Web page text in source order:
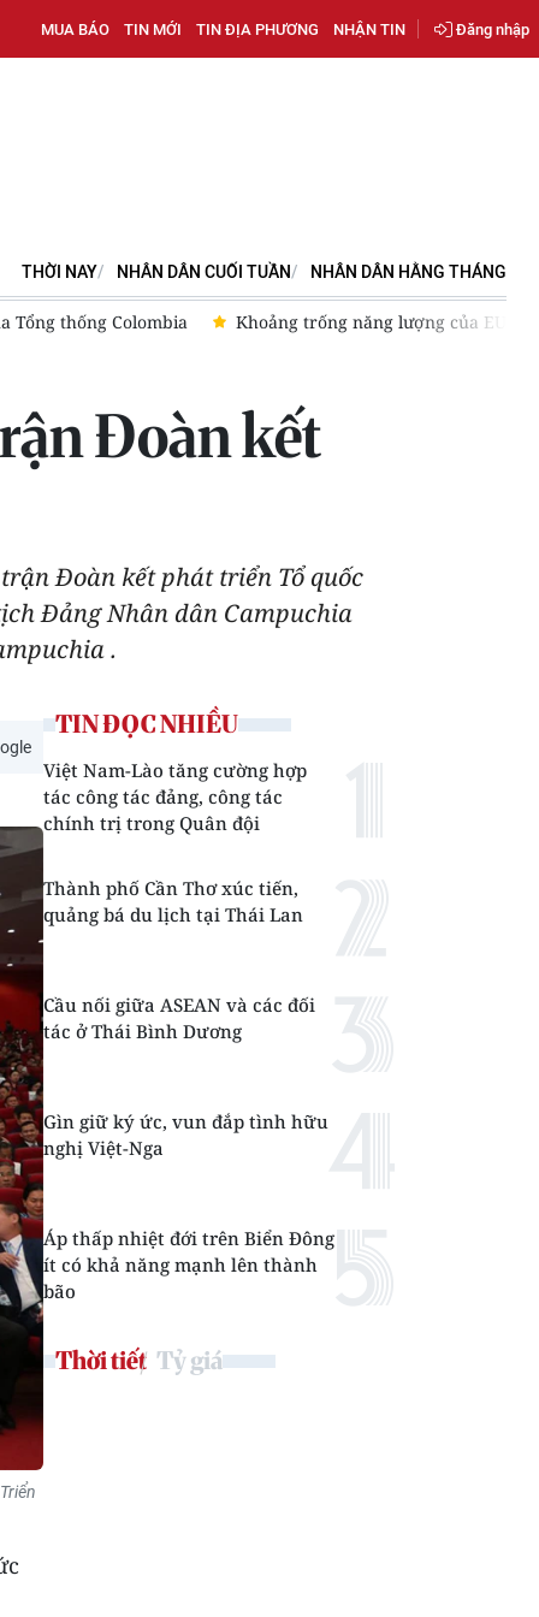
MUA BÁO TIN MỚI TIN ĐỊA PHƯƠNG NHẬN TIN Đăng nhập
THỜI NAY NHÂN DÂN CUỐI TUẦN NHÂN DÂN HẰNG THÁNG
lượng của EU Thượng viện Mỹ thông qua luật ngân
Đoàn kết
Đoàn kết phát triển Tổ quốc
Đảng Nhân dân Campuchia
.
TIN ĐỌC NHIỀU
Việt Nam-Lào tăng cường hợp
tác công tác đảng, công tác
chính trị trong Quân đội
Thành phố Cần Thơ xúc tiến,
quảng bá du lịch tại Thái Lan
Cầu nối giữa ASEAN và các đối
tác ở Thái Bình Dương
Gìn giữ ký ức, vun đắp tình hữu
nghị Việt-Nga
Áp thấp nhiệt đới trên Biển Đông
ít có khả năng mạnh lên thành
bão
Thời tiết Tỷ giá